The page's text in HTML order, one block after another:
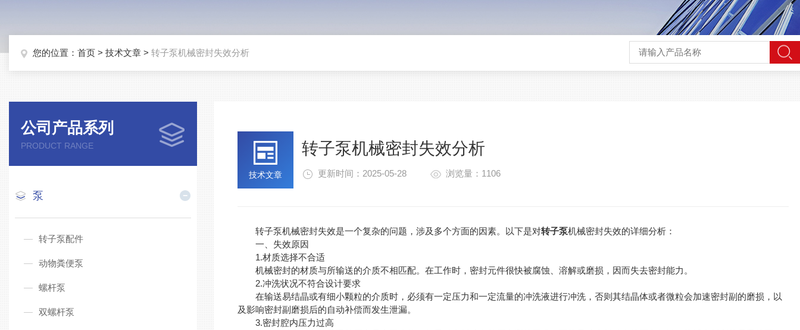
您的位置： 首页 > 技术文章 > 转子泵机械密封失效分析
公司产品系列
PRODUCT RANGE
泵
转子泵配件
动物粪便泵
螺杆泵
双螺杆泵
技术文章
转子泵机械密封失效分析
更新时间：2025-05-28 浏览量：1106
转子泵机械密封失效是一个复杂的问题，涉及多个方面的因素。以下是对转子泵机械密封失效的详细分析：
一、失效原因
1.材质选择不合适
机械密封的材质与所输送的介质不相匹配。在工作时，密封元件很快被腐蚀、溶解或磨损，因而失去密封能力。
2.冲洗状况不符合设计要求
在输送易结晶或有细小颗粒的介质时，必须有一定压力和一定流量的冲洗液进行冲洗，否则其结晶体或者微粒会加速密封副的磨损，以
及影响密封副磨损后的自动补偿而发生泄漏。
3.密封腔内压力过高